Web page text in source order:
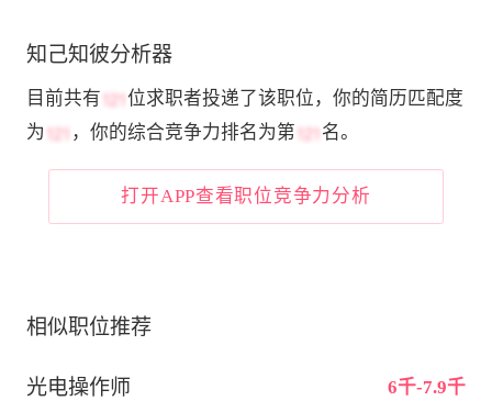
知己知彼分析器
目前共有
位求职者投递了该职位，你的简历匹配度
为
，你的综合竞争力排名为第 名。
打开APP查看职位竞争力分析
相似职位推荐
光电操作师 6千-7.9千